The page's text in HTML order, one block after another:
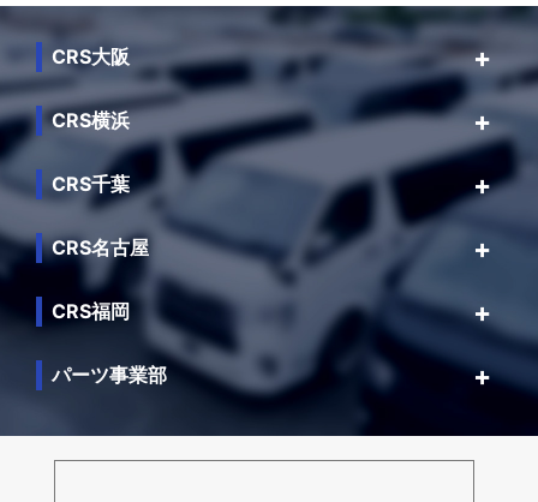
CRS大阪
CRS横浜
CRS千葉
CRS名古屋
CRS福岡
パーツ事業部